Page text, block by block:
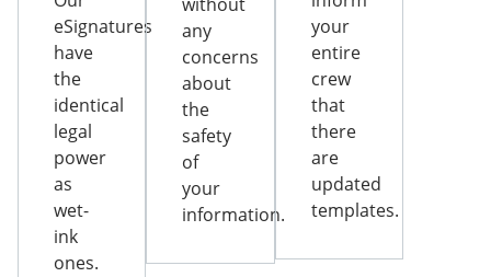
eSignatures
have
the
identical
legal
power
as
wet-
ink
ones.
any
concerns
about
the
safety
of
your
information.
your
entire
crew
that
there
are
updated
templates.